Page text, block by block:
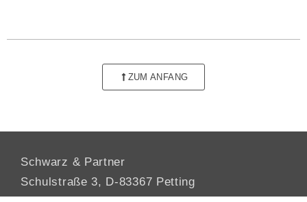
ZUM ANFANG
Schwarz & Partner
Schulstraße 3, D-83367 Petting